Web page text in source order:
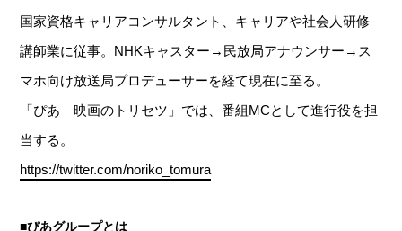
国家資格キャリアコンサルタント、キャリアや社会人研修
講師業に従事。NHKキャスター→民放局アナウンサー→ス
マホ向け放送局プロデューサーを経て現在に至る。
「ぴあ 映画のトリセツ」では、番組MCとして進行役を担
当する。
https://twitter.com/noriko_tomura
■ぴあグループとは